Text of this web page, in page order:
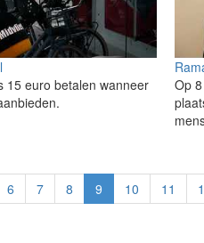
15 euro betalen wanneer
Op
6 7 8 9 10 11